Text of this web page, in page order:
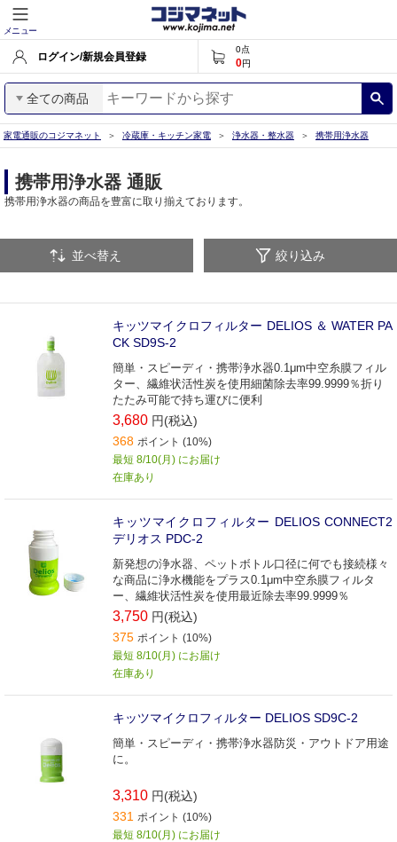
メニュー
ログイン/新規会員登録
0点
0円
全ての商品
家電通販のコジマネット 冷蔵庫・キッチン家電 浄水器・整水器 携帯用浄水器
携帯用浄水器 通販
携帯用浄水器の商品を豊富に取り揃えております。
並べ替え 絞り込み
キッツマイクロフィルター DELIOS ＆ WATER PA
CK SD9S-2
簡単・スピーディ・携帯浄水器0.1μm中空糸膜フィル
ター、繊維状活性炭を使用細菌除去率99.9999％折り
たたみ可能で持ち運びに便利
3,680 円(税込)
368 ポイント (10%)
最短 8/10(月) にお届け
在庫あり
キッツマイクロフィルター DELIOS CONNECT2
デリオス PDC-2
新発想の浄水器、ペットボトル口径に何でも接続様々
な商品に浄水機能をプラス0.1μm中空糸膜フィルタ
ー、繊維状活性炭を使用最近除去率99.9999％
3,750 円(税込)
375 ポイント (10%)
最短 8/10(月) にお届け
在庫あり
キッツマイクロフィルター DELIOS SD9C-2
簡単・スピーディ・携帯浄水器防災・アウトドア用途
に。
3,310 円(税込)
331 ポイント (10%)
最短 8/10(月) にお届け